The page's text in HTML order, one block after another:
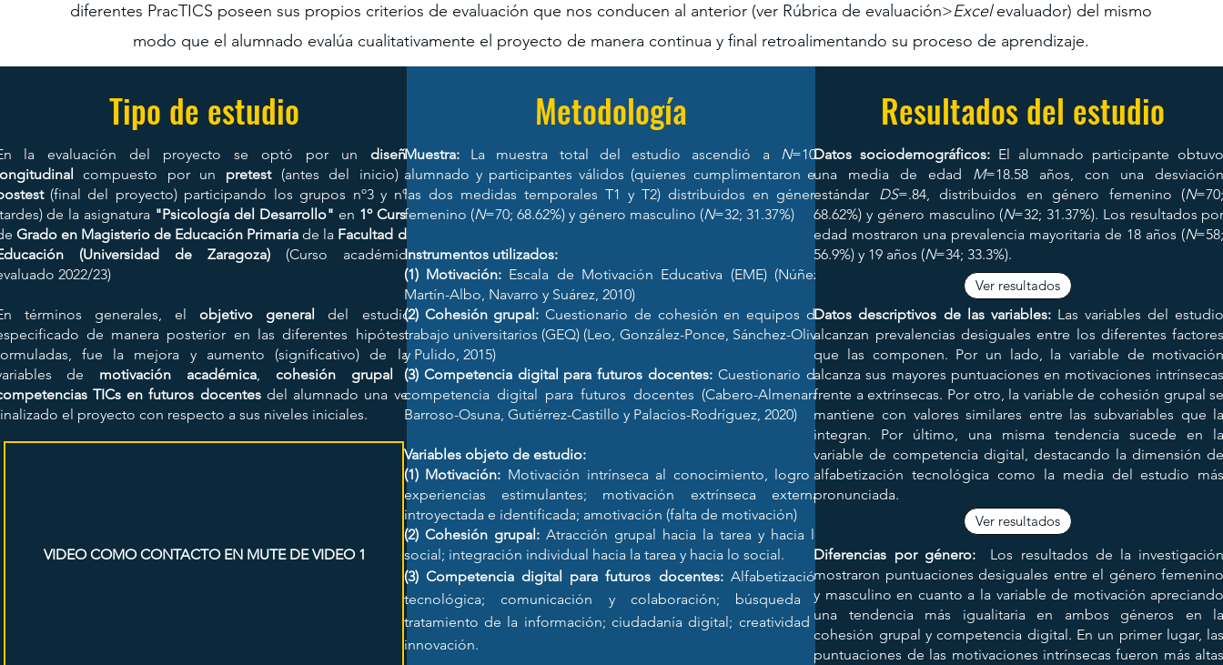
diferentes PracTICS poseen sus propios criterios de evaluación que nos conducen al anterior (ver Rúbrica de evaluación>Excelevaluador) del mismo
modo que el alumnado evalúa cualitativamente el proyecto de manera continua y final retroalimentando su proceso de aprendizaje.
Tipo de estudio
la evaluación del proyecto se optó por un diseño
compuesto por un pretest(antes del inicio) y
(final del proyecto) participando los grupos nº3 y nº4
de la asignatura "Psicología del Desarrollo" en 1º Curso
Grado en Magisterio de Educación Primaria de la Facultad de
(Universidad de Zaragoza)(Curso académico
2022/23)
términos generales, elobjetivo general del estudio,
de manera posterior en las diferentes hipótesis
fue la mejora y aumento (significativo) de las
de motivación académica, cohesión grupal y
TICs en futuros docentesdel alumnado una vez
el proyecto con respecto a sus niveles iniciales.
VIDEO COMO CONTACTO EN MUTE DE VIDEO 1
Metodología
Muestra: La muestra total del estudio ascendió a N=102
alumnado y participantes válidos (quienes cumplimentaron en
las dos medidas temporales T1 y T2) distribuidos en género
femenino (N=70; 68.62%) y género masculino (N=32; 31.37%)
Instrumentos utilizados:
(1) Motivación: Escala de Motivación Educativa (EME) (Núñez,
Martín-Albo, Navarro y Suárez, 2010)
(2) Cohesión grupal:Cuestionario de cohesión en equipos de
trabajo universitarios (GEQ) (Leo, González-Ponce, Sánchez-Oliva
y Pulido, 2015)
(3) Competencia digital para futuros docentes: Cuestionario de
competencia digital para futuros docentes (Cabero-Almenara,
Barroso-Osuna, Gutiérrez-Castillo y Palacios-Rodríguez, 2020)
Variables objeto de estudio:
(1) Motivación: Motivación intrínseca al conocimiento, logro y
experiencias estimulantes; motivación extrínseca externa,
introyectada e identificada; amotivación (falta de motivación)
(2) Cohesión grupal: Atracción grupal hacia la tarea y hacia lo
social; integración individual hacia la tarea y hacia lo social.
(3) Competencia digital para futuros docentes:Alfabetización
tecnológica; comunicación y colaboración; búsqueda y
tratamiento de la información; ciudadanía digital; creatividad e
innovación.
Resultados del estudio
Datos sociodemográficos: El alumnado participante
una media de edad M=18.58 años, con una
estándar DS=.84, distribuidos en género femenino (N
68.62%) y género masculino (N=32; 31.37%). Los resultados
edad mostraron una prevalencia mayoritaria de 18 años (N
56.9%) y 19 años (N=34; 33.3%).
Datos descriptivos de las variables: Las variables del
alcanzan prevalencias desiguales entre los diferentes
que las componen. Por un lado, la variable de
alcanza sus mayores puntuaciones en motivaciones
frente a extrínsecas. Por otro, la variable de cohesión grupal
mantiene con valores similares entre las subvariables que
integran. Por último, una misma tendencia sucede en
variable de competencia digital, destacando la dimensión
alfabetización tecnológica como la media del estudio
pronunciada.
Diferencias por género: Los resultados de la
mostraron puntuaciones desiguales entre el género
y masculino en cuanto a la variable de motivación
una tendencia más igualitaria en ambos géneros en
cohesión grupal y competencia digital. En un primer lugar,
puntuaciones de las motivaciones intrínsecas fueron más
Ver resultados
Ver resultados